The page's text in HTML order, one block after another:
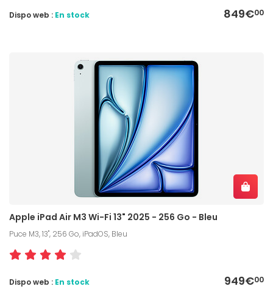
849€00
Dispo web : En stock
Apple iPad Air M3 Wi-Fi 13" 2025 - 256 Go - Bleu
Puce M3, 13", 256 Go, iPadOS, Bleu
949€00
Dispo web : En stock